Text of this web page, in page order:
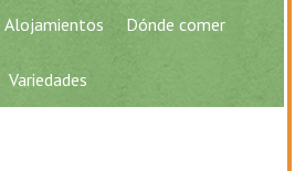
Alojamientos Dónde comer
Variedades